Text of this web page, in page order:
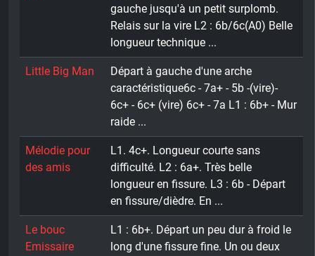
gauche jusqu'à un petit surplomb.
Relais sur la vire L2 : 6b/6c(A0) Belle
longueur technique ...
Little Big Man
Départ à gauche d'une arche
caractéristique6c - 7a+ - 5b -(vire)-
6c+ - 6c+ (vire) 6c+ - 7a L1 : 6b+ - Mur
raide ...
Mélodie pour
des amis
L1. 4c+. Longueur courte sans
difficulté. L2 : 6a+. Très belle
longueur en fissure. L3 : 6b - Départ
en fissure/dièdre. En ...
Le bouc
Emissaire
L1 : 6b+. Départ un peu dur à froid le
long d'une fissure fine. Un ou deux